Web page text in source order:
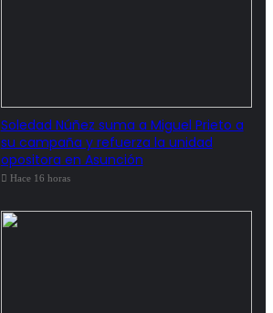
Soledad Núñez suma a Miguel Prieto a
su campaña y refuerza la unidad
opositora en Asunción
Hace 16 horas